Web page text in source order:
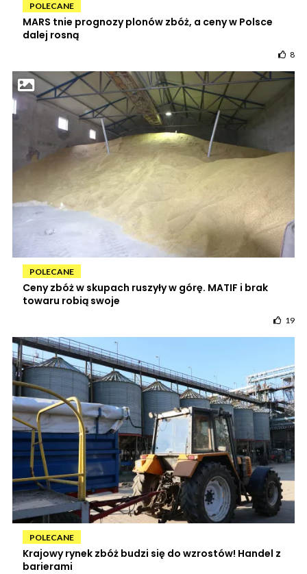
POLECANE
MARS tnie prognozy plonów zbóż, a ceny w Polsce
dalej rosną
8
POLECANE
Ceny zbóż w skupach ruszyły w górę. MATIF i brak
towaru robią swoje
19
POLECANE
Krajowy rynek zbóż budzi się do wzrostów! Handel z
barierami